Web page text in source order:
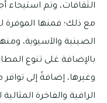
الثقافات، وتم استيحاء
مع ذلك؛ فمنها الموفرة
الصينية والآسيوية،
بالإضافة غلى تنوع
وغيرها، إضافةً إلى توافر
الرافية والفاخرة